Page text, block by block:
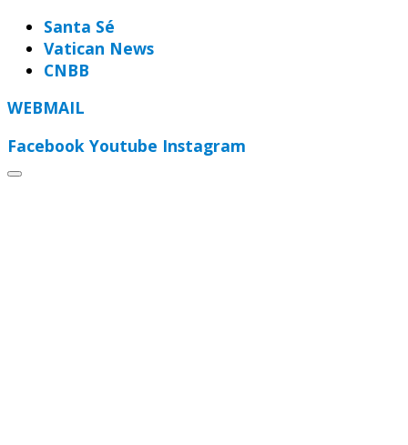
Santa Sé
Vatican News
CNBB
WEBMAIL
Facebook Youtube Instagram